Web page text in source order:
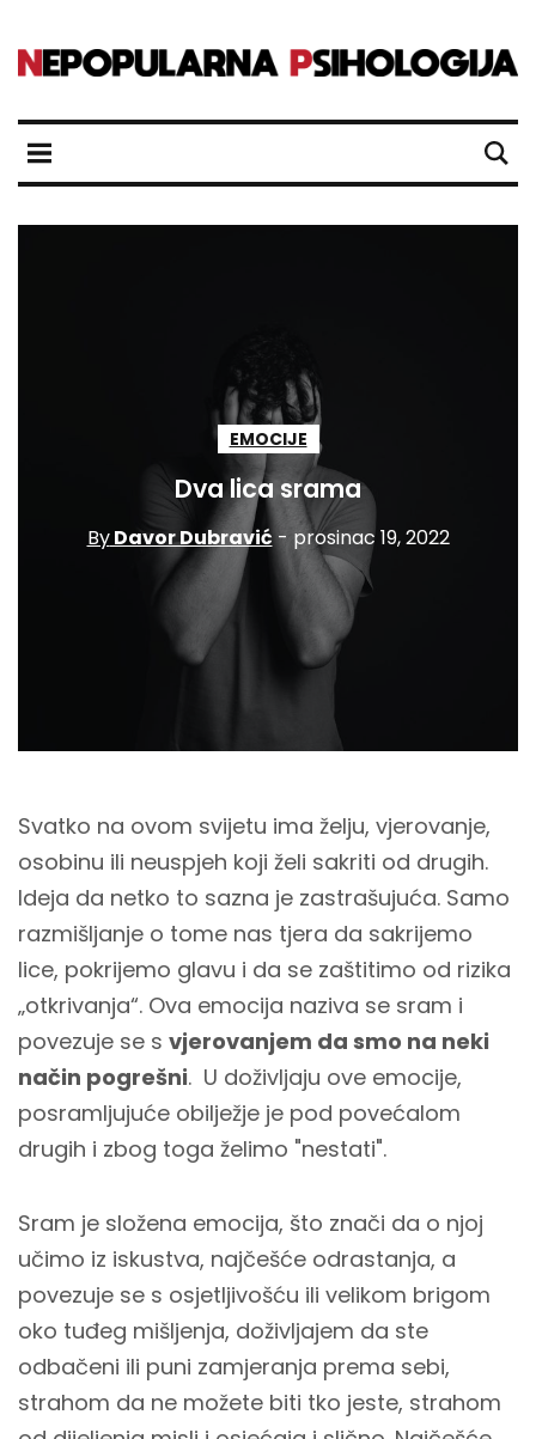
EMOCIJE
Dva lica srama
ByDavor Dubravić - prosinac 19, 2022
Svatko na ovom svijetu ima želju, vjerovanje,
osobinu ili neuspjeh koji želi sakriti od drugih.
Ideja da netko to sazna je zastrašujuća. Samo
razmišljanje o tome nas tjera da sakrijemo
lice, pokrijemo glavu i da se zaštitimo od rizika
„otkrivanja“. Ova emocija naziva se sram i
povezuje se s vjerovanjem da smo na neki
način pogrešni. U doživljaju ove emocije,
posramljujuće obilježje je pod povećalom
drugih i zbog toga želimo "nestati".
Sram je složena emocija, što znači da o njoj
učimo iz iskustva, najčešće odrastanja, a
povezuje se s osjetljivošću ili velikom brigom
oko tuđeg mišljenja, doživljajem da ste
odbačeni ili puni zamjeranja prema sebi,
strahom da ne možete biti tko jeste, strahom